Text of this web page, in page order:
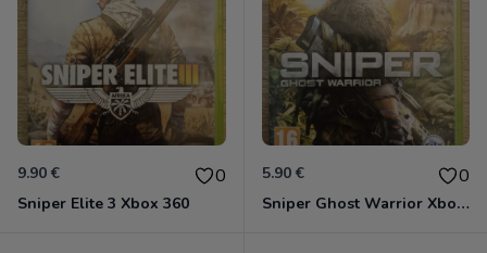
9.90 € 0
Sniper Elite 3 Xbox 360
5.90 € 0
Sniper Ghost Warrior Xbox 360